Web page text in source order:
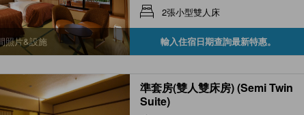
照片&設施
2張小型雙人床
輸入住宿日期查詢最新特惠。
準套房(雙人雙床房) (Semi Twin
Suite)